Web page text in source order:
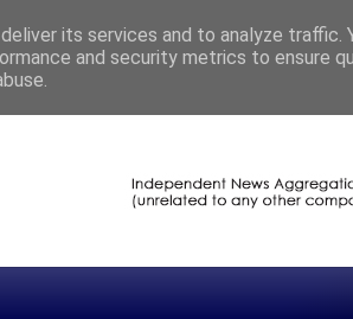
RACCONTA L’ITALIA CHE VIVE TRA
its services and to analyze traffic.
and security metrics to ensure